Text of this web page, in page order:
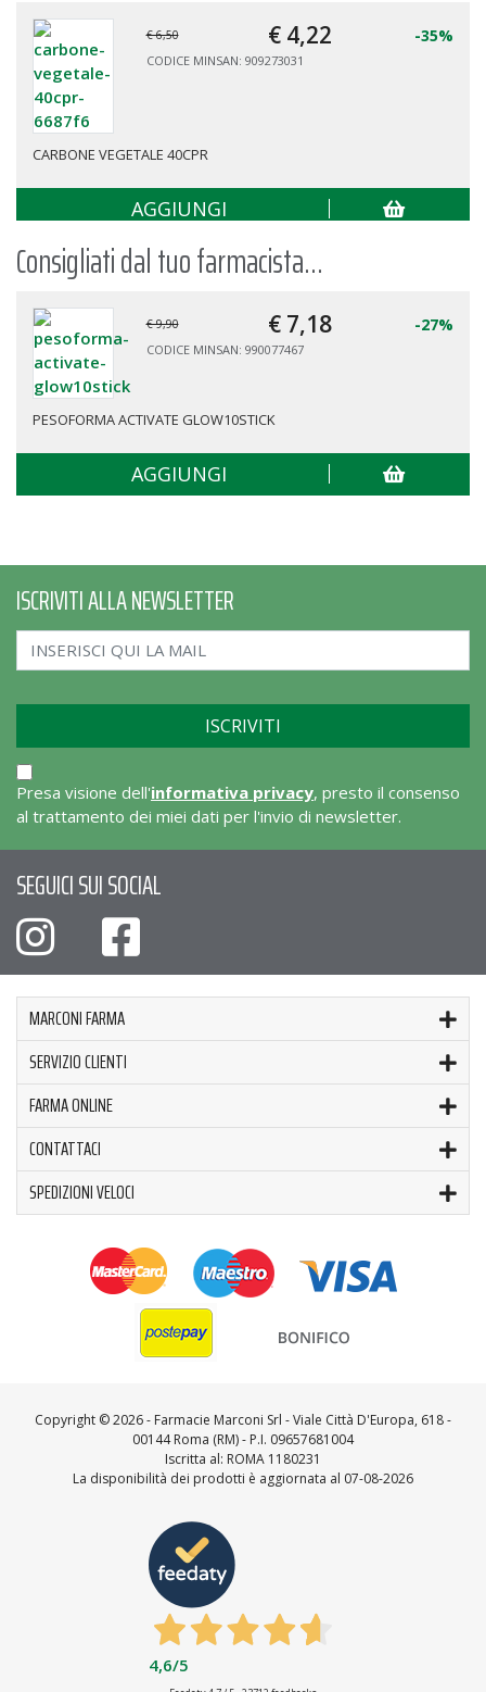
€ 6,50 € 4,22 -35%
CODICE MINSAN: 909273031
CARBONE VEGETALE 40CPR
AGGIUNGI
Consigliati dal tuo farmacista...
€ 9,90 € 7,18 -27%
CODICE MINSAN: 990077467
PESOFORMA ACTIVATE GLOW10STICK
AGGIUNGI
ISCRIVITI ALLA NEWSLETTER
Presa visione dell'informativa privacy, presto il consenso
al trattamento dei miei dati per l'invio di newsletter.
SEGUICI SUI SOCIAL
MARCONI FARMA
SERVIZIO CLIENTI
FARMA ONLINE
CONTATTACI
SPEDIZIONI VELOCI
Copyright ©2026 - Farmacie Marconi Srl - Viale Città D'Europa, 618 -
00144 Roma (RM) - P.I. 09657681004
Iscritta al: ROMA 1180231
La disponibilità dei prodotti è aggiornata al 07-08-2026
4,6/5